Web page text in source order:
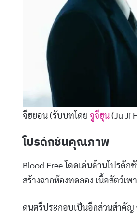
จีฮยอน (รับบทโดย จูจีฮุน(Ju Ji
โปรดักชันคุณภาพ
Blood Free โดดเด่นด้านโปรดั
สร้างฉากห้องทดลอง เนื้อสัตว์เพ
ดนตรีประกอบเป็นอีกส่วนสำคัญ